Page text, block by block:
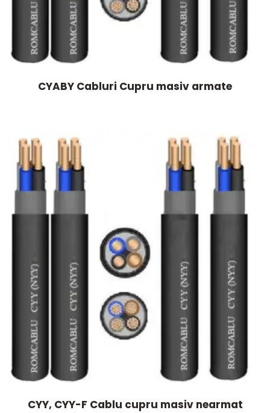
CYABY Cabluri Cupru masiv armate
CYY, CYY-F Cablu cupru masiv nearmat